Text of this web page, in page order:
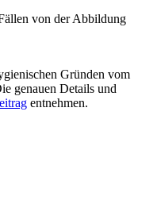
von der Abbildung
Gründen vom
genauen Details und
entnehmen.